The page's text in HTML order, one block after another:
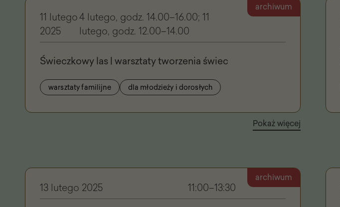
archiwum
11 lutego
2025
4 lutego, godz. 14.00–16.00; 11
lutego, godz. 12.00–14.00
Świeczkowy las | warsztaty tworzenia świec
warsztaty familijne dla młodzieży i dorosłych
Pokaż więcej
archiwum
13 lutego 2025 11:00–13:30